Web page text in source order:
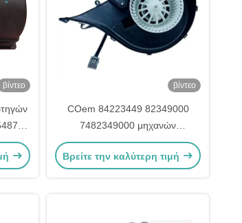
βίντεο βίντεο
COem 84223449 82349000
7482349000 μηχανών
ανεμιστήρων φορτηγών 2005
VOL FH
Βρείτε την καλύτερη τιμή